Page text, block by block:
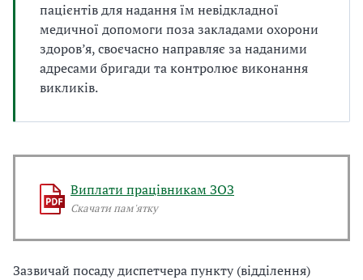
пацієнтів для надання їм невідкладної
медичної допомоги поза закладами охорони
здоров’я, своєчасно направляє за наданими
адресами бригади та контролює виконання
викликів.
Виплати працівникам ЗОЗ
Скачати пам'ятку
Зазвичай посаду диспетчера пункту (відділення)